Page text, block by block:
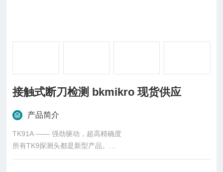
接触式断刀检测 bkmikro 现货供应
产品简介
TK91A —— 强劲驱动，超高精确度
所有TK9探测头都是新型产品。
TK91A型探头可配备摆动板（如TK8A型）实现对长达610 mm刀